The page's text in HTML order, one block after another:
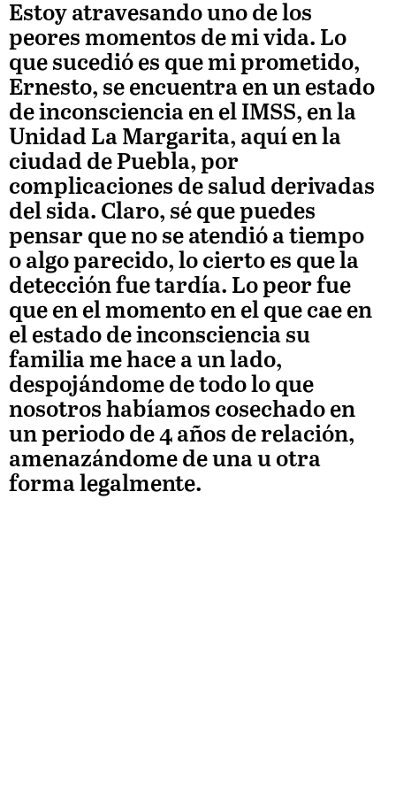
Estoy atravesando uno de los
peores momentos de mi vida. Lo
que sucedió es que mi prometido,
Ernesto, se encuentra en un estado
de inconsciencia en el IMSS, en la
Unidad La Margarita, aquí en la
ciudad de Puebla, por
complicaciones de salud derivadas
del sida. Claro, sé que puedes
pensar que no se atendió a tiempo
o algo parecido, lo cierto es que la
detección fue tardía. Lo peor fue
que en el momento en el que cae en
el estado de inconsciencia su
familia me hace a un lado,
despojándome de todo lo que
nosotros habíamos cosechado en
un periodo de 4 años de relación,
amenazándome de una u otra
forma legalmente.